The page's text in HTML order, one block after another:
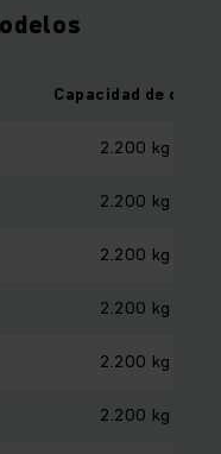
Capacidad de carga
2.200 kg
2.200 kg
2.200 kg
2.200 kg
2.200 kg
2.200 kg